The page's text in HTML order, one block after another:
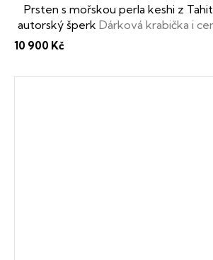
Prsten s mořskou perla keshi z
autorský šperk Dárková krabička i
10 900 Kč